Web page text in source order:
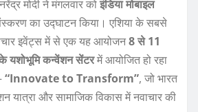
मोदी ने मंगलवार कोइंडिया मोबाइल
का उद्घाटन किया। एशिया के सबसे
इवेंट्स में से एक यह आयोजन8 से 11
यशोभूमि कन्वेंशन सेंटरमें आयोजित हो रहा
“Innovate to Transform”, जो भारत
यात्रा और सामाजिक विकास में नवाचार की